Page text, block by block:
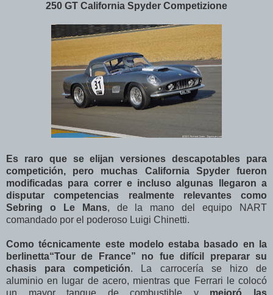
250 GT California Spyder Competizione
Es raro que se elijan versiones descapotables para
competición, pero muchas California Spyder fueron
modificadas para correr e incluso algunas llegaron a
disputar competencias realmente relevantes como
Sebring o Le Mans, de la mano del equipo NART
comandado por el poderoso Luigi Chinetti.
Como técnicamente este modelo estaba basado en la
berlinetta“Tour de France” no fue difícil preparar su
chasis para competición. La carrocería se hizo de
aluminio en lugar de acero, mientras que Ferrari le colocó